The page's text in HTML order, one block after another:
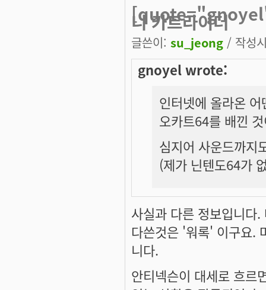
[quote="gnoyel"]
니 카트라이더
글쓴이: su_jeong / 작성
gnoyel wrote:
인터넷에 올라온
오카트64를 배낀
심지어 사운드까지
(제가 닌텐도64가
사실과 다른 정보입니다
다쓴것은 '워록' 이구요.
니다.
안티넥슨이 대세로 흐르